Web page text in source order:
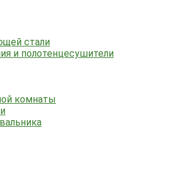
стали
и полотенцесушители
комнаты